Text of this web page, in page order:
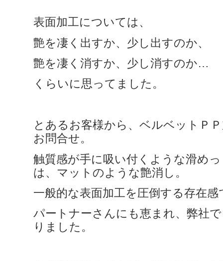
表面加工については、
艶を凄く出すか、少し出すのか、
艶を凄く消すか、少し消すのか…
くらいに思ってました。
とあるお客様から、ベルベットＰ
お問合せ。
触質感が手に吸い付くような滑め
は、マットのような艶消し。
一般的な表面加工を圧倒する存在感
パートナーさんにも恵まれ、弊社
りました。